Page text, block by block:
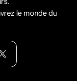
le monde du